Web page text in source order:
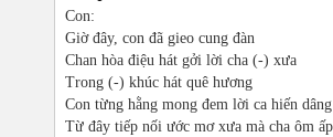
Con:
Giờ đây, con đã gieo cung đàn
Chan hòa điệu hát gởi lời cha (-) xưa
Trong (-) khúc hát quê hương
Con từng hằng mong đem lời ca hiến
Từ đây tiếp nối ước mơ xưa mà cha ôm ấp